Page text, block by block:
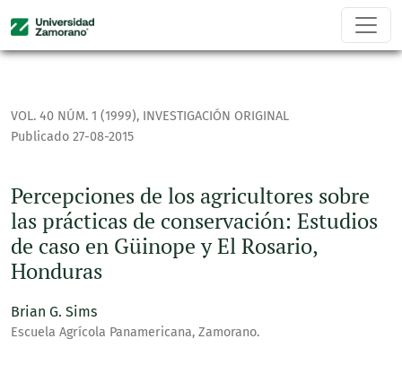
Percepciones de los agricultores sobre las prácticas de
VOL. 40 NÚM. 1 (1999), INVESTIGACIÓN ORIGINAL
Percepciones de los agricultores sobre
las prácticas de conservación: Estudios
de caso en Güinope y El Rosario,
Honduras
Publicado 27-08-2015
Brian G. Sims
Escuela Agrícola Panamericana, Zamorano.